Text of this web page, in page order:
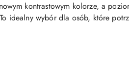
kontrastowym kolorze, a
idealny wybór dla osób, które